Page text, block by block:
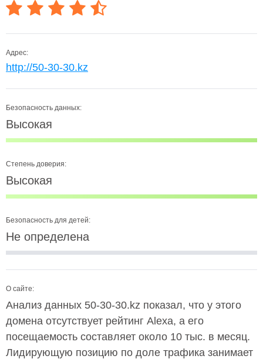
Адрес:
http://50-30-30.kz
Безопасность данных:
Высокая
Степень доверия:
Высокая
Безопасность для детей:
Не определена
О сайте:
Анализ данных 50-30-30.kz показал, что у этого
домена отсутствует рейтинг Alexa, а его
посещаемость составляет около 10 тыс. в месяц.
Лидирующую позицию по доле трафика занимает